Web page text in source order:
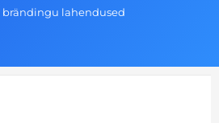
brändingu lahendused